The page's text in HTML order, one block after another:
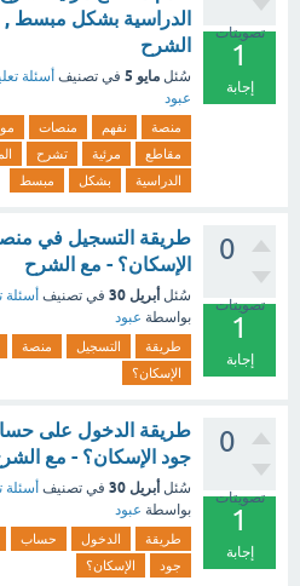
تصويتات
1
إجابة
الدراسية بشكل مبسط ,
الشرح
سُئل مايو 5 في تصنيف أسئلة
عبود
منصة نفهم منصات
مقاطع
مرئية تشرح
الدراسية
بشكل مبسط
0
تصويتات
1
إجابة
طريقة التسجيل في
الإسكان؟ - مع الشرح
سُئل أبريل 30 في تصنيف أسئلة
بواسطة عبود
طريقة التسجيل منصة
الإسكان؟
0
تصويتات
1
إجابة
طريقة الدخول على
جود الإسكان؟ - مع
سُئل أبريل 30 في تصنيف أسئلة
بواسطة عبود
طريقة الدخول حساب
جود
الإسكان؟